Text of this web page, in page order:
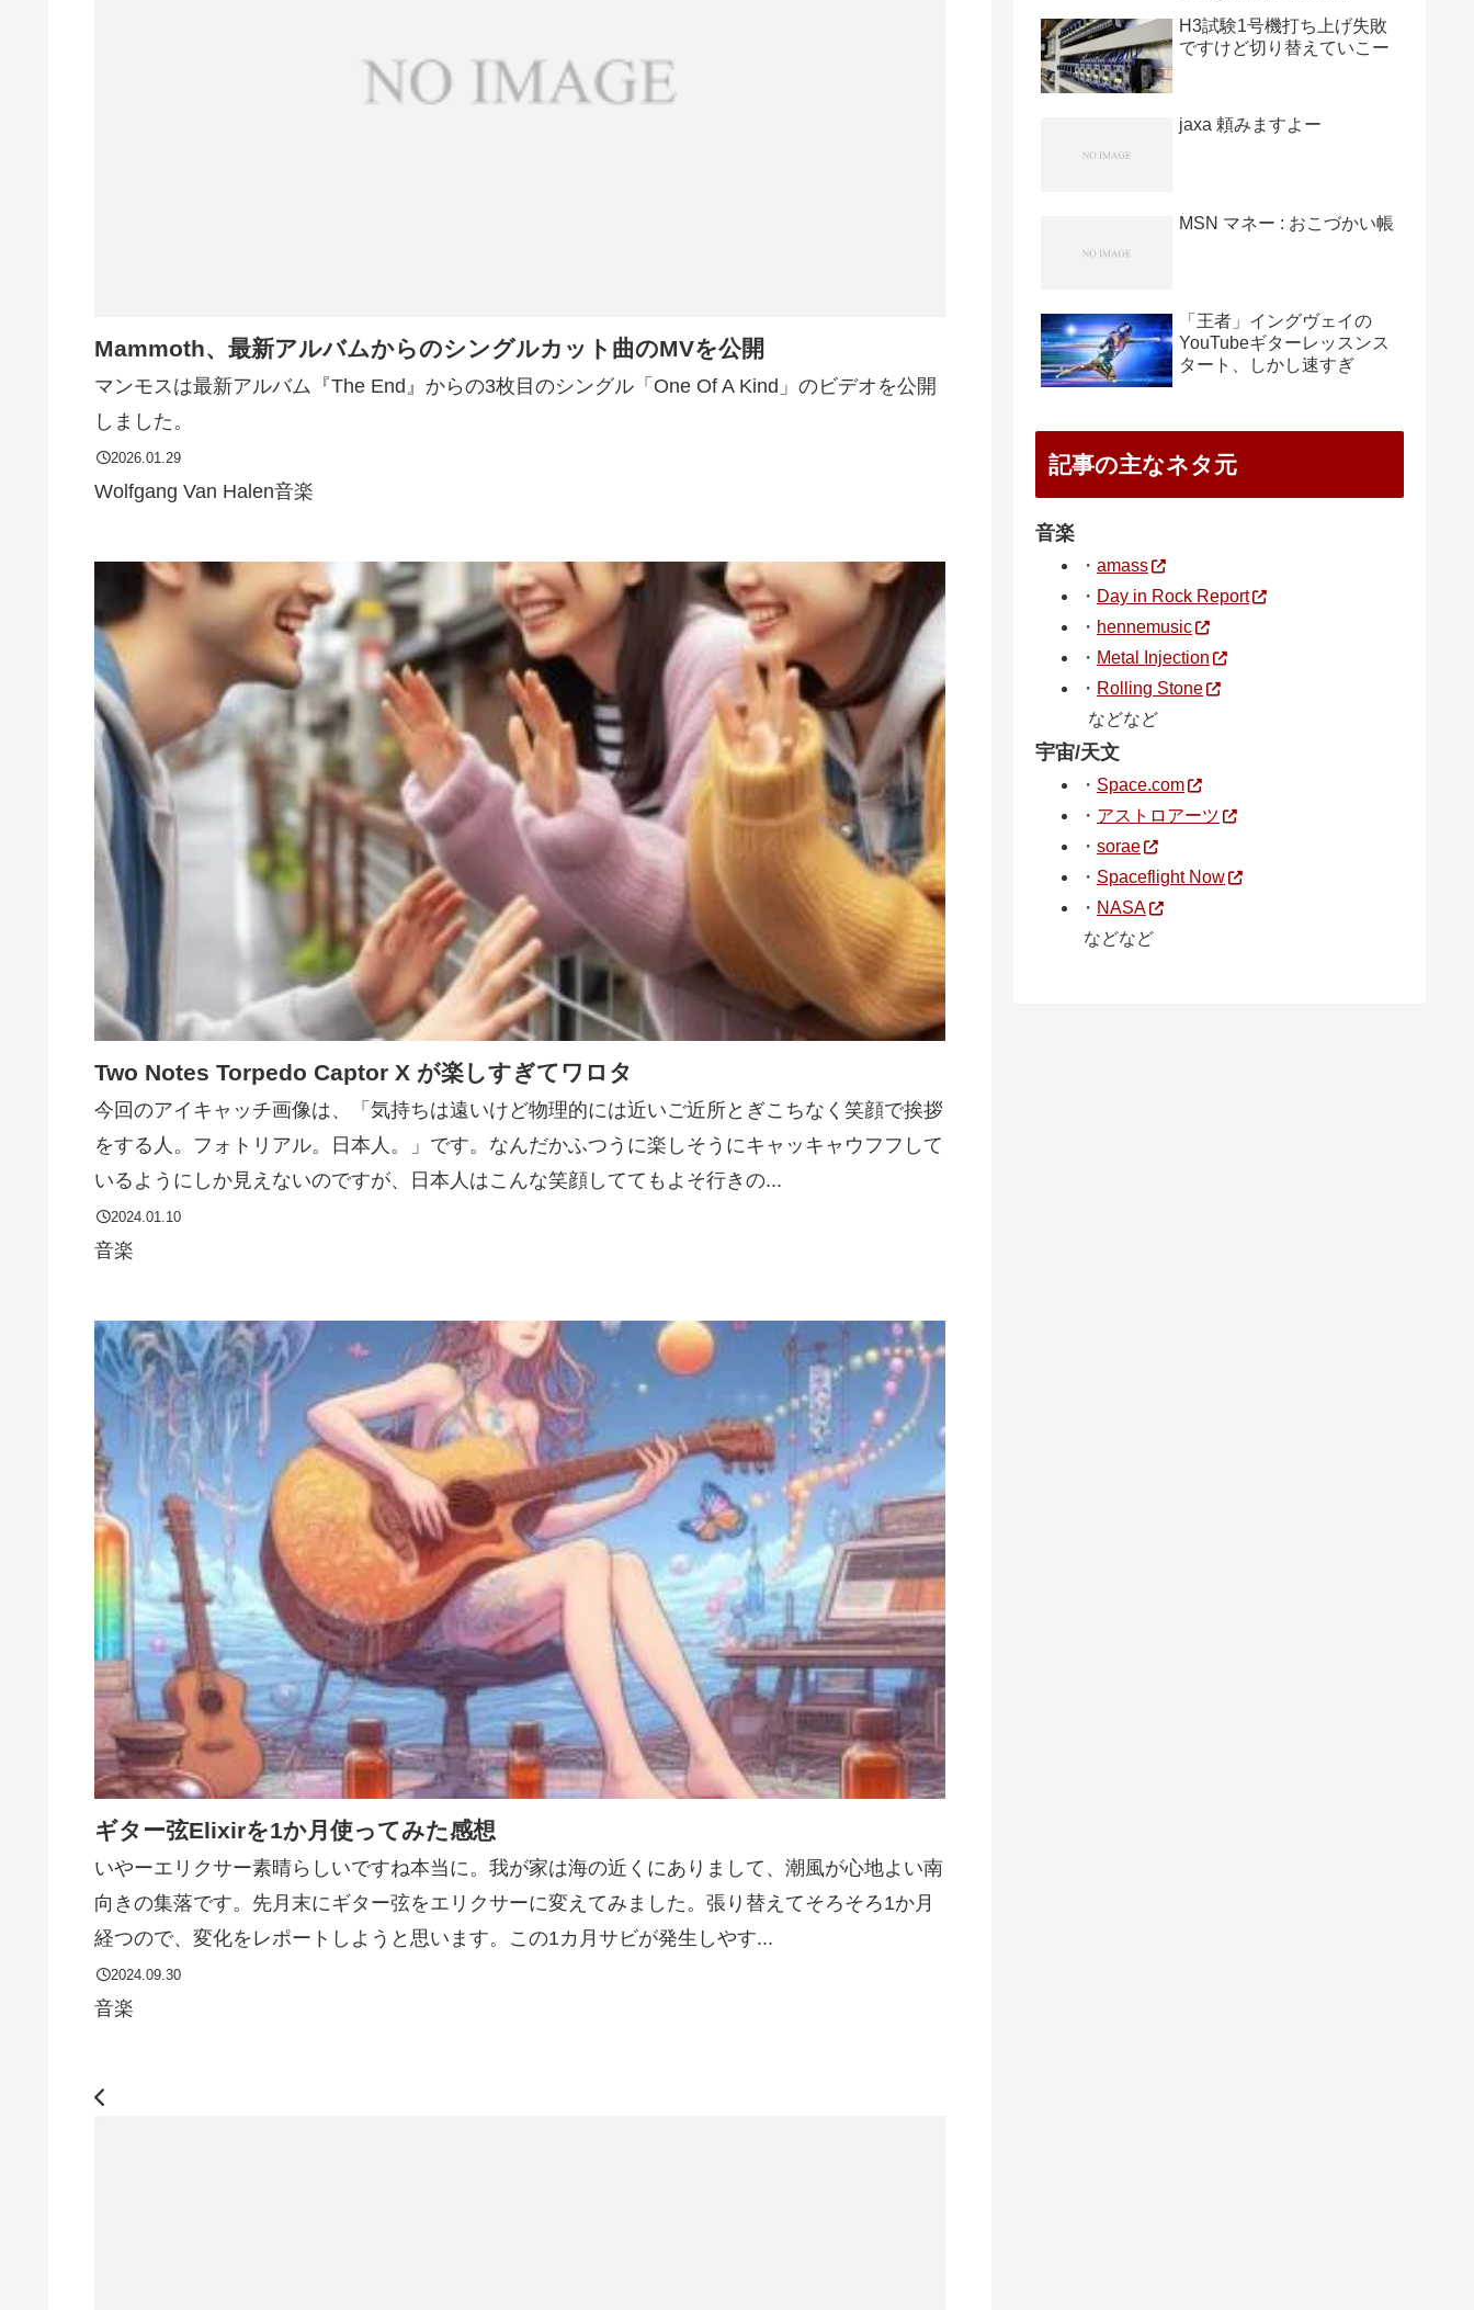
Mammoth、最新アルバムからのシングルカット曲のMVを公開
マンモスは最新アルバム『The End』からの3枚目のシングル「One Of A Kind」のビデオを公開
しました。
2026.01.29
Wolfgang Van Halen音楽
Two Notes Torpedo Captor X が楽しすぎてワロタ
今回のアイキャッチ画像は、「気持ちは遠いけど物理的には近いご近所とぎこちなく笑顔で挨拶
をする人。フォトリアル。日本人。」です。なんだかふつうに楽しそうにキャッキャウフフして
いるようにしか見えないのですが、日本人はこんな笑顔しててもよそ行きの...
2024.01.10
音楽
ギター弦Elixirを1か月使ってみた感想
いやーエリクサー素晴らしいですね本当に。我が家は海の近くにありまして、潮風が心地よい南
向きの集落です。先月末にギター弦をエリクサーに変えてみました。張り替えてそろそろ1か月
経つので、変化をレポートしようと思います。この1カ月サビが発生しやす...
2024.09.30
音楽
H3試験1号機打ち上げ失敗
ですけど切り替えていこー
jaxa 頼みますよー
MSN マネー : おこづかい帳
「王者」イングヴェイの
YouTubeギターレッスンス
タート、しかし速すぎ
記事の主なネタ元
音楽
・ amass
・ Day in Rock Report
・ hennemusic
・ Metal Injection
・ Rolling Stone
などなど
宇宙/天文
・ Space.com
・ アストロアーツ
・ sorae
・ Spaceflight Now
・ NASA
などなど